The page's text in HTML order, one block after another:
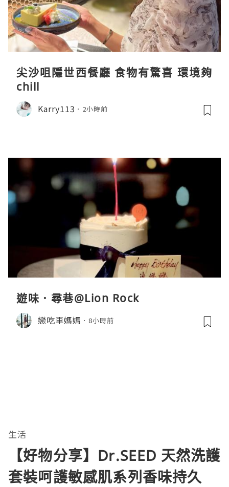
尖沙咀隱世西餐廳 食物有驚喜 環境夠
chill
Karry113 2小時前
遊味．尋巷@Lion Rock
戀吃車媽媽 8小時前
生活
【好物分享】Dr.SEED 天然洗護
套裝呵護敏感肌系列香味持久